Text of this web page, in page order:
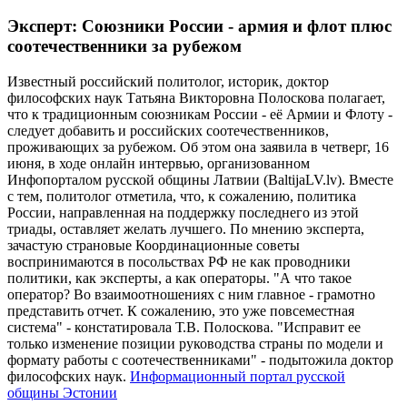
Эксперт: Союзники России - армия и флот плюс
соотечественники за рубежом
Известный российский политолог, историк, доктор
философских наук Татьяна Викторовна Полоскова полагает,
что к традиционным союзникам России - её Армии и Флоту -
следует добавить и российских соотечественников,
проживающих за рубежом. Об этом она заявила в четверг, 16
июня, в ходе онлайн интервью, организованном
Инфопорталом русской общины Латвии (BaltijaLV.lv). Вместе
с тем, политолог отметила, что, к сожалению, политика
России, направленная на поддержку последнего из этой
триады, оставляет желать лучшего. По мнению эксперта,
зачастую страновые Координационные советы
воспринимаются в посольствах РФ не как проводники
политики, как эксперты, а как операторы. "А что такое
оператор? Во взаимоотношениях с ним главное - грамотно
представить отчет. К сожалению, это уже повсеместная
система" - констатировала Т.В. Полоскова. "Исправит ее
только изменение позиции руководства страны по модели и
формату работы с соотечественниками" - подытожила доктор
философских наук. Информационный портал русской
общины Эстонии